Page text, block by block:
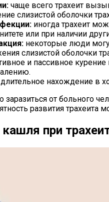
чаще всего трахеит
слизистой оболочки
иногда трахеит
или при наличии
некоторые люди
слизистой оболочки
и пассивное
длительное нахождение в
заразиться от больного
развития трахеита
при